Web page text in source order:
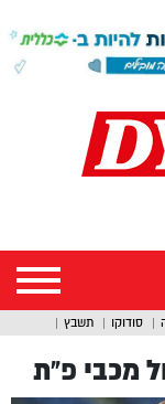
סודוקו תשבץ